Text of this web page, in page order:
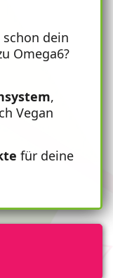
dein
Omega6?
,
Vegan
für deine